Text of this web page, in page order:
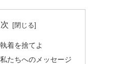
着を捨てよ
たちへのメッセージ